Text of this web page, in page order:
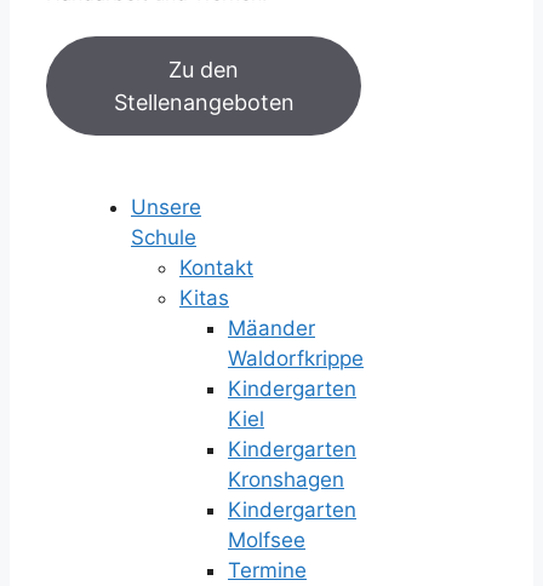
Zu den
Stellenangeboten
Unsere
Schule
Kontakt
Kitas
Mäander
Waldorfkrippe
Kindergarten
Kiel
Kindergarten
Kronshagen
Kindergarten
Molfsee
Termine